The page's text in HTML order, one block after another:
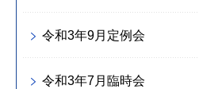
令和3年9月定例会
令和3年7月臨時会